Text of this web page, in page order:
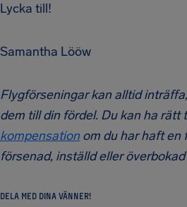
Lycka till!
Samantha Lööw
Flygförseningar kan alltid
dem till din fördel. Du kan ha rätt
kompensation om du har haft en
försenad, inställd eller
DELA MED DINA VÄNNER!